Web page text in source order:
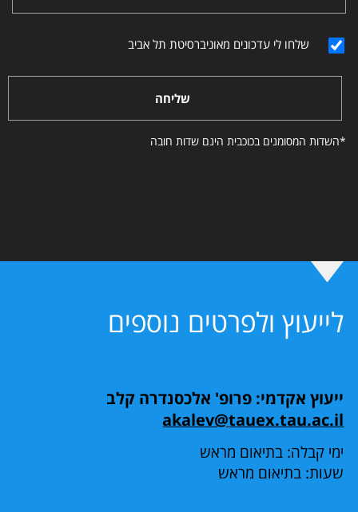
שלחו לי עדכונים מאוניברסיטת תל אביב
שליחה
*השדות המסומנים בכוכבית הינם שדות חובה
לייעוץ ולפרטים נוספים
ייעוץ אקדמי: פרופ' אלכסנדרה קלב
akalev@tauex.tau.ac.il
ימי קבלה: בתיאום מראש
שעות: בתיאום מראש